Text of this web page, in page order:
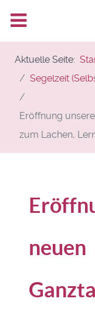
Aktuelle Seite:
Segelzeit
Eröffnung
zum Lachen,
neuen